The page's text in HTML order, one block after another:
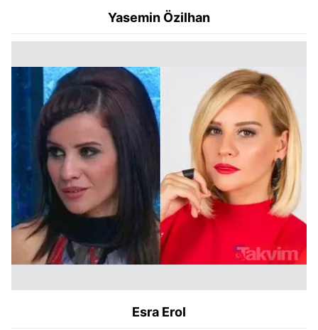
Yasemin Özilhan
Esra Erol